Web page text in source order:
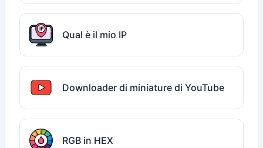
Qual è il mio IP
Downloader di miniature di YouTube
RGB in HEX